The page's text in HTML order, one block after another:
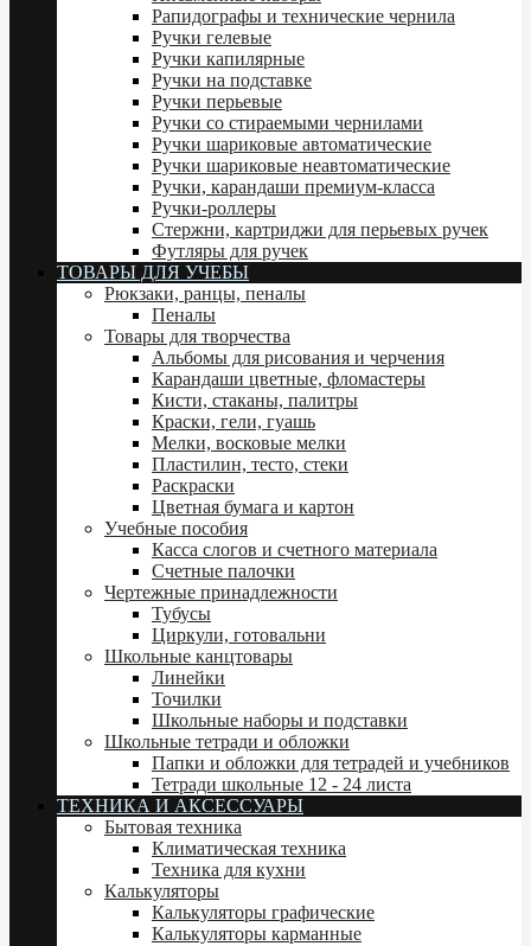
Рапидографы и технические чернила
Ручки гелевые
Ручки капилярные
Ручки на подставке
Ручки перьевые
Ручки со стираемыми чернилами
Ручки шариковые автоматические
Ручки шариковые неавтоматические
Ручки, карандаши премиум-класса
Ручки-роллеры
Стержни, картриджи для перьевых ручек
Футляры для ручек
ТОВАРЫ ДЛЯ УЧЕБЫ
Рюкзаки, ранцы, пеналы
Пеналы
Товары для творчества
Альбомы для рисования и черчения
Карандаши цветные, фломастеры
Кисти, стаканы, палитры
Краски, гели, гуашь
Мелки, восковые мелки
Пластилин, тесто, стеки
Раскраски
Цветная бумага и картон
Учебные пособия
Касса слогов и счетного материала
Счетные палочки
Чертежные принадлежности
Тубусы
Циркули, готовальни
Школьные канцтовары
Линейки
Точилки
Школьные наборы и подставки
Школьные тетради и обложки
Папки и обложки для тетрадей и учебников
Тетради школьные 12 - 24 листа
ТЕХНИКА И АКСЕССУАРЫ
Бытовая техника
Климатическая техника
Техника для кухни
Калькуляторы
Калькуляторы графические
Калькуляторы карманные